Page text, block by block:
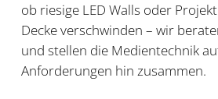
ob riesige LED Walls oder
Decke verschwinden – wir
und stellen die Medientechnik
Anforderungen hin zusammen.